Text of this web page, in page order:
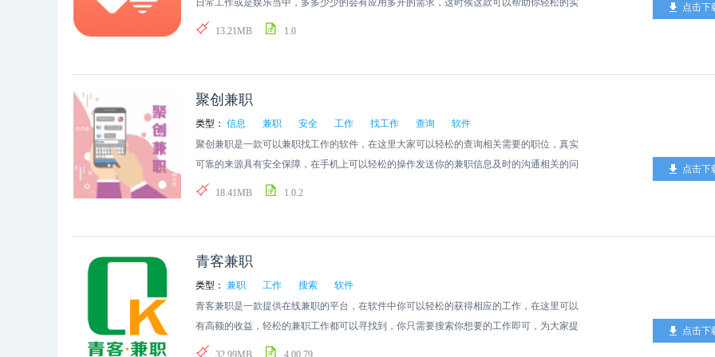
日常工作或是娱乐当中，多多少少的会有应用多开的需求，这时候这款可以帮助你轻松的实
现应用多开，将应用单独的进行分身使用。
13.21MB 1.0
点击下
聚创兼职
类型： 信息 兼职 安全 工作 找工作 查询
软件
聚创兼职是一款可以兼职找工作的软件，在这里大家可以轻松的查询相关需要的职位，真实
可靠的来源具有安全保障，在手机上可以轻松的操作发送你的兼职信息及时的沟通相关的问
题，在线收藏查询相关的职位情况。
18.41MB 1.0.2
点击下
青客兼职
类型： 兼职 工作 搜索
软件
青客兼职是一款提供在线兼职的平台，在软件中你可以轻松的获得相应的工作，在这里可以
有高额的收益，轻松的兼职工作都可以寻找到，你只需要搜索你想要的工作即可，为大家提
供了更多便捷，喜欢做兼职的小伙伴们可以下载体验！
32.99MB 4.00.79
点击下